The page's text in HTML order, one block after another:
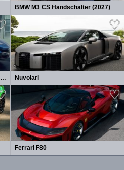
BMW M3 CS Handschalter (2027)
Lamborghini Lanzador Concept 2026 Nuvolari
Ferrari F80